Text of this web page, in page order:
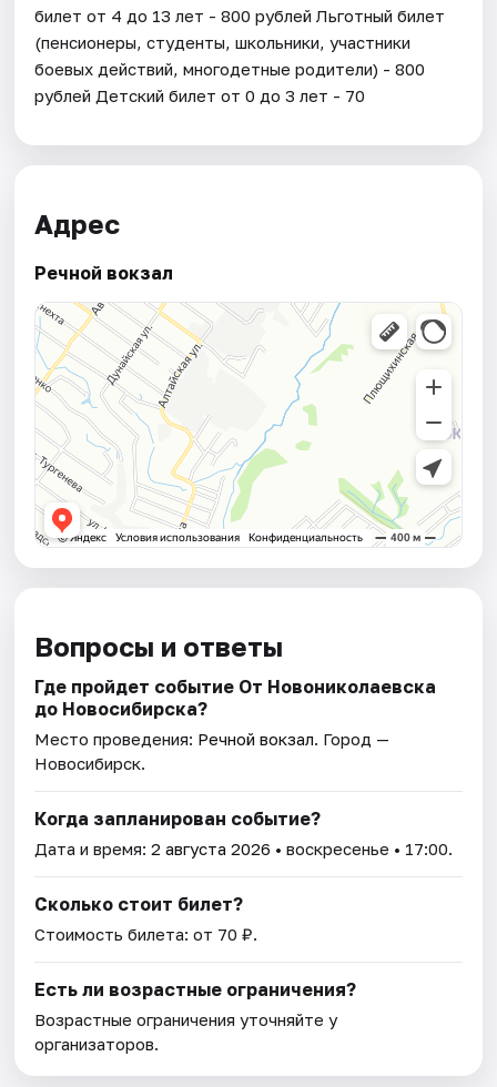
билет от 4 до 13 лет - 800 рублей Льготный билет
(пенсионеры, студенты, школьники, участники
боевых действий, многодетные родители) - 800
рублей Детский билет от 0 до 3 лет - 70
Адрес
Речной вокзал
Вопросы и ответы
Где пройдет событие От Новониколаевска
до Новосибирска?
Место проведения: Речной вокзал. Город —
Новосибирск.
Когда запланирован событие?
Дата и время:2 августа 2026 • воскресенье • 17:00.
Сколько стоит билет?
Стоимость билета: от 70 ₽.
Есть ли возрастные ограничения?
Возрастные ограничения уточняйте у
организаторов.